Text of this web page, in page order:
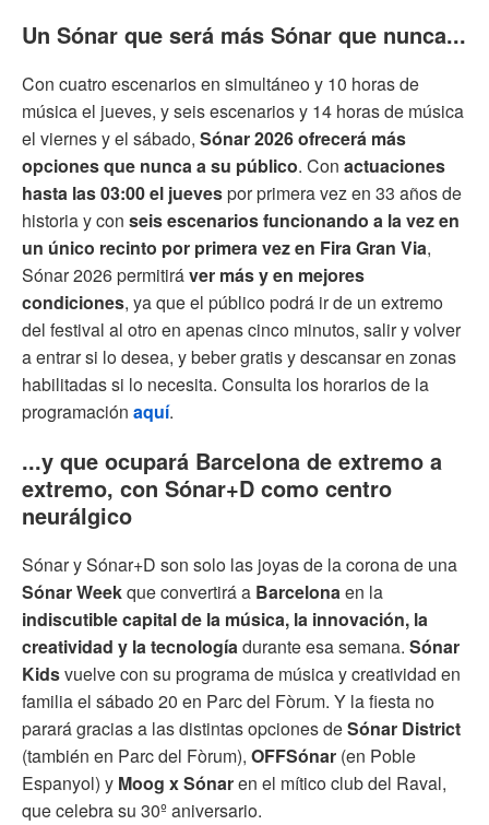
Un Sónar que será más Sónar que nunca...
Con cuatro escenarios en simultáneo y 10 horas de
música el jueves, y seis escenarios y 14 horas de música
el viernes y el sábado, Sónar 2026 ofrecerá más
opciones que nunca a su público. Con actuaciones
hasta las 03:00 el juevespor primera vez en 33 años de
historia y con seis escenarios funcionando a la vez en
un único recinto por primera vez en Fira Gran Via,
Sónar 2026 permitiráver más y en mejores
condiciones, ya que el público podrá ir de un extremo
del festival al otro en apenas cinco minutos, salir y volver
a entrar si lo desea, y beber gratis y descansar en zonas
habilitadas si lo necesita. Consulta los horarios de la
programación aquí.
...y que ocupará Barcelona de extremo a
extremo, con Sónar+D como centro
neurálgico
Sónar y Sónar+D son solo las joyas de la corona de una
Sónar Weekque convertirá a Barcelonaen la
indiscutible capital de la música, la innovación, la
creatividad y la tecnologíadurante esa semana. Sónar
Kidsvuelve con su programa de música y creatividad en
familia el sábado 20 en Parc del Fòrum. Y la fiesta no
parará gracias a las distintas opciones deSónar District
(también en Parc del Fòrum), OFFSónar (en Poble
Espanyol) y Moog x Sónaren el mítico club del Raval,
que celebra su 30º aniversario.